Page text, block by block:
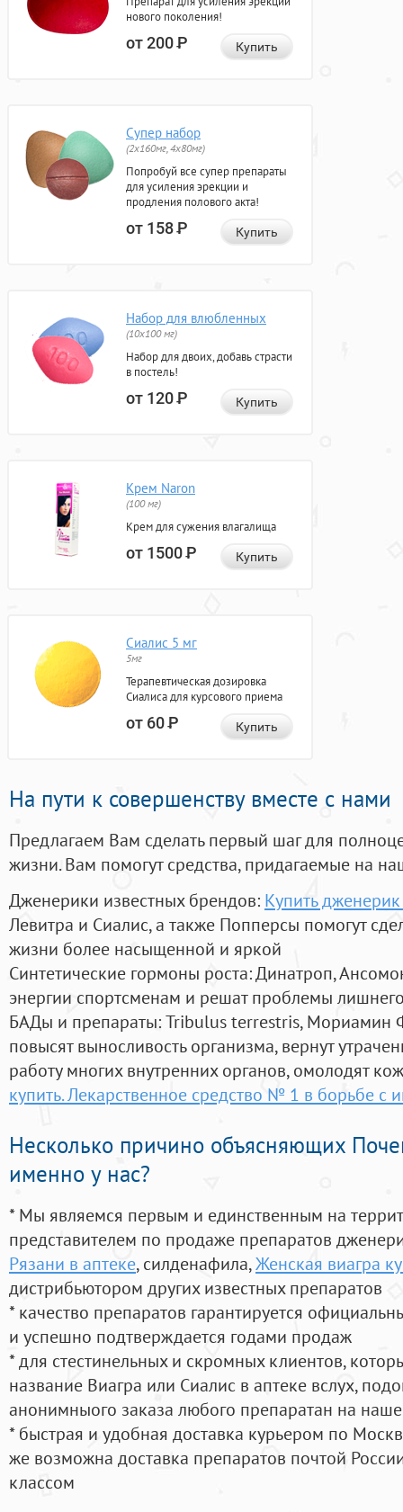
нового поколения!
от 200Р Купить
Супер набор
(2х160мг, 4х80мг)
Попробуй все супер препараты
для усиления эрекции и
продления полового акта!
от 158Р Купить
Набор для влюбленных
(10х100 мг)
Набор для двоих, добавь страсти
в постель!
от 120Р Купить
Крем Naron
(100 мг)
Крем для сужения влагалища
от 1500Р Купить
Сиалис 5 мг
5мг
Терапевтическая дозировка
Сиалиса для курсового приема
от 60Р Купить
На пути к совершенству вместе с нами
Предлагаем Вам сделать первый шаг для
жизни. Вам помогут средства, придагаемые на
Дженерики известных брендов: Купить
Левитра и Сиалис, а также Попперсы помогут
жизни более насыщенной и яркой
Синтетические гормоны роста: Динатроп,
энергии спортсменам и решат проблемы
БАДы и препараты:Tribulus terrestris, Мориамин
повысят выносливость организма, вернут
работу многих внутренних органов, омолодят
купить. Лекарственное средство № 1 в борьбе с
Несколько причино объясняющих
именно у нас?
* Мы являемся первым и единственным на
представителем по продаже препаратов
Рязани в аптеке, силденафила,Женская виагра
дистрибьютором других известных препаратов
* качество препаратов гарантируется
и успешно подтверждается годами продаж
* для стестинельных и скромных клиентов,
название Виагра или Сиалис в аптеке вслух,
анонимныого заказа любого препаратан на
* быстрая и удобная доставка курьером по
же возможна доставка препаратов почтой
классом